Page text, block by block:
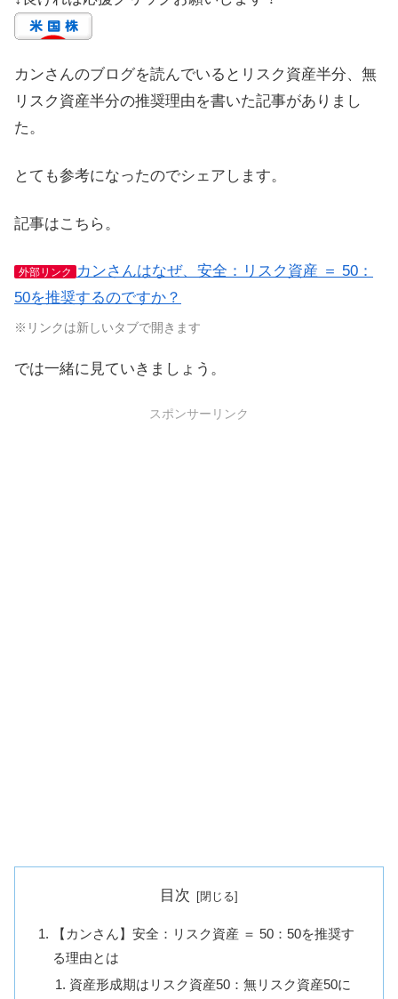
カンさんのブログを読んでいるとリスク資産半分、無
リスク資産半分の推奨理由を書いた記事がありまし
た。
とても参考になったのでシェアします。
記事はこちら。
外部リンク
カンさんはなぜ、安全：リスク資産 ＝ 50：
50を推奨するのですか？
※リンクは新しいタブで開きます
では一緒に見ていきましょう。
スポンサーリンク
目次
【カンさん】安全：リスク資産 ＝ 50：50を推奨す
る理由とは
資産形成期はリスク資産50：無リスク資産50に